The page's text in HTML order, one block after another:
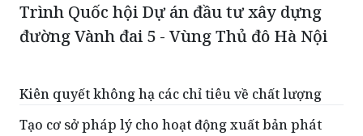
Kiên quyết không hạ các chỉ tiêu về chất lượng
triển trong giai đoạn mới
Xây dựng Điều lệ Đảng khoa học, dễ thực hiện và